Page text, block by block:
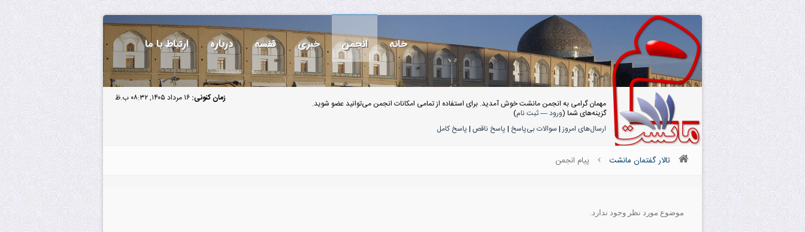
خانه انجمن خبری قفسه درباره ارتباط با ما
زمان کنونی: ۱۶ مرداد ۱۴۰۵, ۰۸:۳۲ ب.ظ
مهمان گرامی به انجمن مانشت خوش آمدید. برای استفاده از تمامی امکانات انجمن می‌توانید عضو شوید.
گزینه‌های شما (ورود—ثبت نام)
ارسال‌های امروز| سوالات بی‌پاسخ | پاسخ ناقص | پاسخ کامل
تالار گفتمان مانشت پیام انجمن
موضوع مورد نظر وجود ندارد.